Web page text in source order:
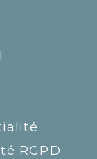
RGPD